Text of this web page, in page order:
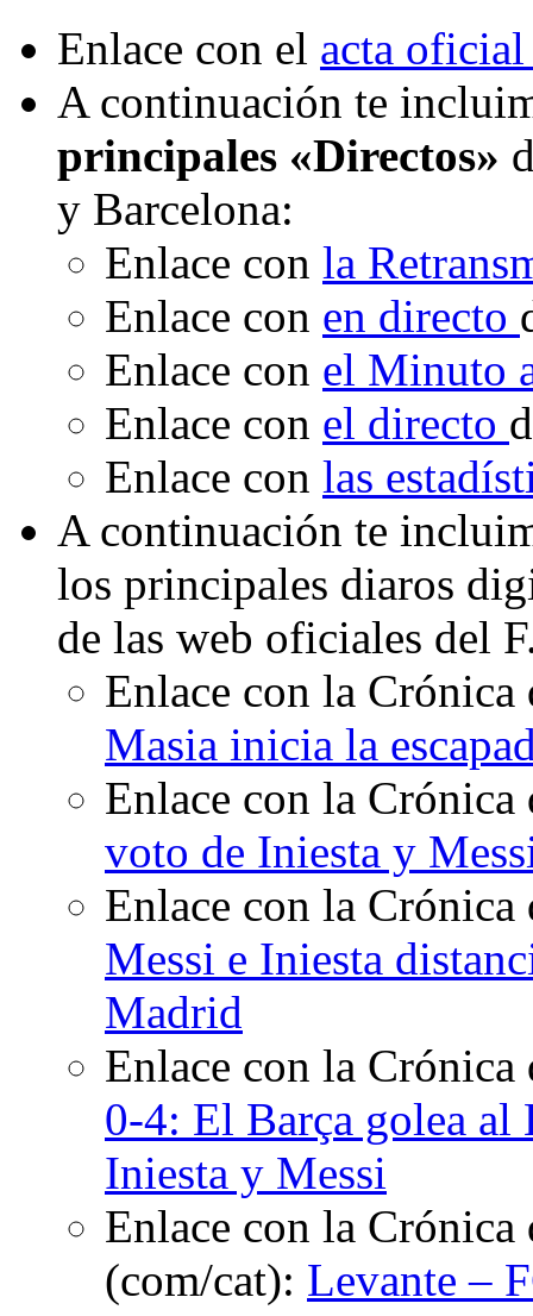
Enlace con el acta
A continuación te
principales «Directos»
y Barcelona:
Enlace con la
Enlace con en directo
Enlace con el Minuto
Enlace con el directo
Enlace con las
A continuación te
los principales diaros
de las web oficiales del
Enlace con la
Masia inicia la
Enlace con la
voto de Iniesta y
Enlace con la
Messi e Iniesta
Madrid
Enlace con la
0-4: El Barça golea
Iniesta y Messi
Enlace con la Crónica
(com/cat): Levante –